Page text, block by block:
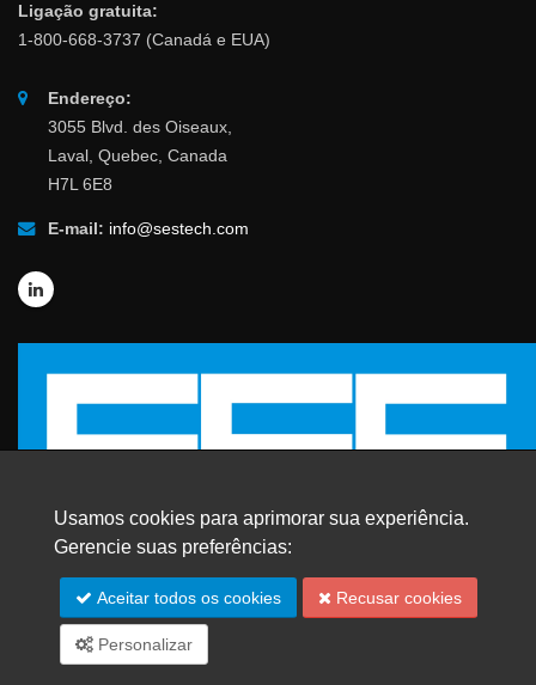
Ligação gratuita:
1-800-668-3737 (Canadá e EUA)
Endereço:
3055 Blvd. des Oiseaux,
Laval, Quebec, Canada
H7L 6E8
E-mail: info@sestech.com
© 2026 SafEngServices & technologies ltd.
Todos os direitos reservados. | Marcas Registradas
Usamos cookies para aprimorar sua experiência.
Gerencie suas preferências:
Aceitar todos os cookies Recusar cookies
Personalizar